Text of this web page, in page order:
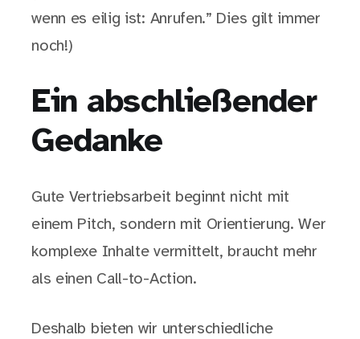
wenn es eilig ist: Anrufen.” Dies gilt immer
noch!)
Ein abschließender
Gedanke
Gute Vertriebsarbeit beginnt nicht mit
einem Pitch, sondern mit Orientierung. Wer
komplexe Inhalte vermittelt, braucht mehr
als einen Call-to-Action.
Deshalb bieten wir unterschiedliche